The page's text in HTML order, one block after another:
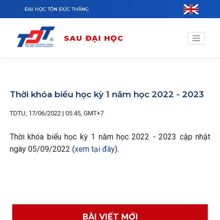
Nhảy đến nội dung
ĐẠI HỌC TÔN ĐỨC THẮNG
SAU ĐẠI HỌC
Thời khóa biểu học kỳ 1 năm học 2022 - 2023
TDTU, 17/06/2022 | 05:45, GMT+7
Thời khóa biểu học kỳ 1 năm học 2022 - 2023 cập nhật
ngày 05/09/2022 (xem tại đây).
BÀI VIẾT MỚI